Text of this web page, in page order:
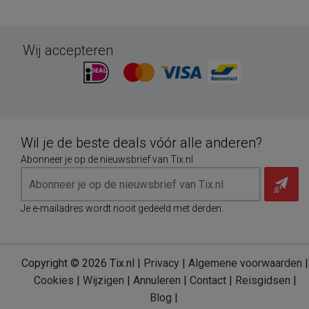
Wij accepteren
Wil je de beste deals vóór alle anderen?
Abonneer je op de nieuwsbrief van Tix.nl
Je e-mailadres wordt nooit gedeeld met derden.
Copyright © 2026 Tix.nl | Privacy | Algemene voorwaarden |
Cookies | Wijzigen | Annuleren | Contact| Reisgidsen |
Blog |